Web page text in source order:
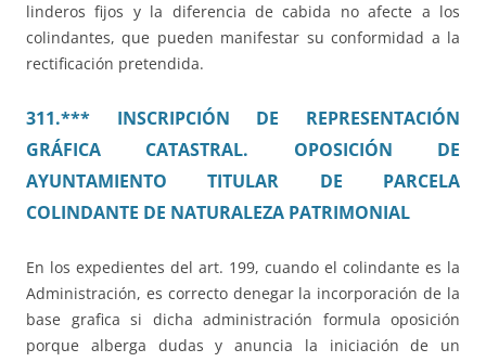
linderos fijos y la diferencia de cabida no afecte a los
colindantes, que pueden manifestar su conformidad a la
rectificación pretendida.
311.*** INSCRIPCIÓN DE REPRESENTACIÓN
GRÁFICA CATASTRAL. OPOSICIÓN DE
AYUNTAMIENTO TITULAR DE PARCELA
COLINDANTE DE NATURALEZA PATRIMONIAL
En los expedientes del art. 199, cuando el colindante es la
Administración, es correcto denegar la incorporación de la
base grafica si dicha administración formula oposición
porque alberga dudas y anuncia la iniciación de un